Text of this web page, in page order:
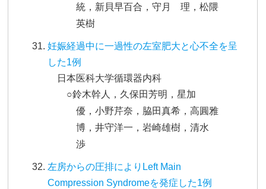
統，新貝早百合，守月 理，松隈
英樹
妊娠経過中に一過性の左室肥大と心不全を呈
した1例
日本医科大学循環器内科
○鈴木幹人，久保田芳明，星加
優，小野芹奈，脇田真希，高圓雅
博，井守洋一，岩崎雄樹，清水
渉
左房からの圧排によりLeft Main
Compression Syndromeを発症した1例